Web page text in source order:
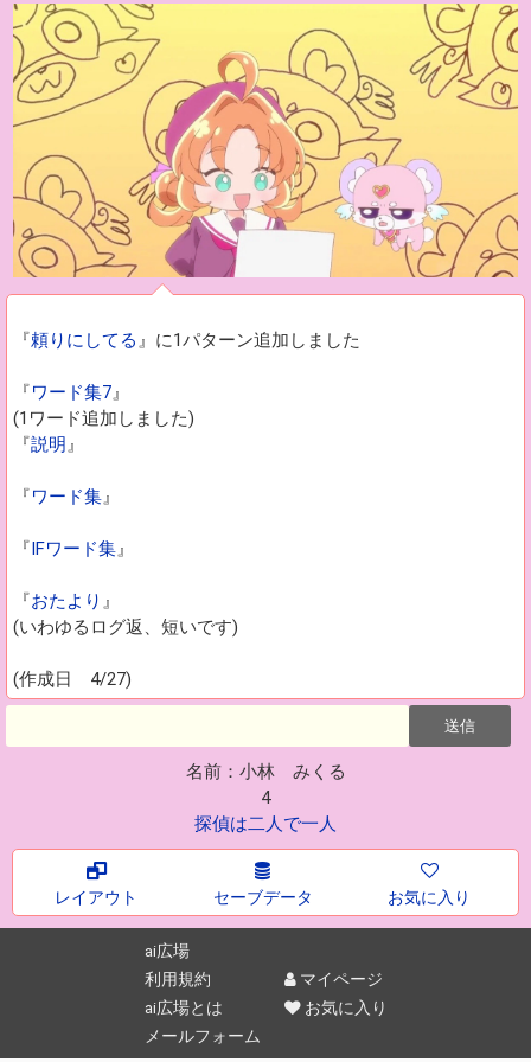
『頼りにしてる 』に1パターン追加しました
『ワード集7』
(1ワード追加しました)
『説明』
『ワード集』
『IFワード集』
『おたより 』
(いわゆるログ返、短いです)
(作成日 4/27)
名前：小林 みくる
4
探偵は二人で一人
レイアウト セーブデータ お気に入り
ai広場
利用規約
ai広場とは
メールフォーム
マイページ
お気に入り